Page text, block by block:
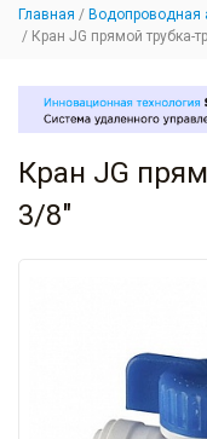
Главная
Водопроводная
Кран JG прямой трубка-
Кран JG
3/8"